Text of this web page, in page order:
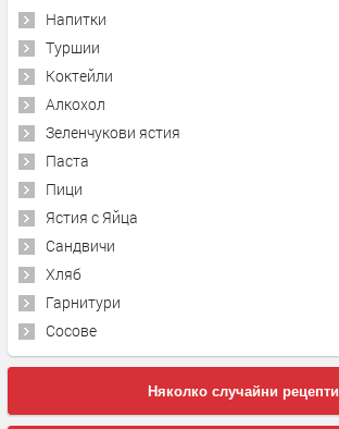
Напитки
Туршии
Коктейли
Алкохол
Зеленчукови ястия
Паста
Пици
Ястия с Яйца
Сандвичи
Хляб
Гарнитури
Сосове
Няколко случайни рецепти